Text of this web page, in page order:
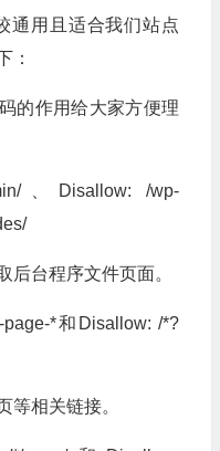
通用且适合我们站点
：
的作用给大家方便理
、Disallow: /wp-
后台程序文件页面。
*和Disallow: /*?
等相关链接。